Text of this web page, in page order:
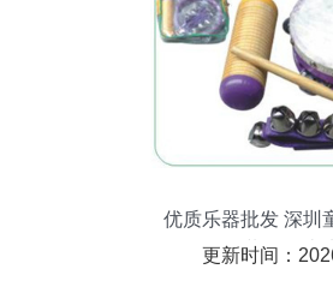
优质乐器批发 深圳
套装，打造
更新时间：